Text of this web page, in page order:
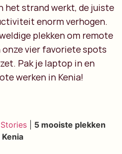
het strand werkt, de juiste
enorm verhogen.
plekken om remote
vier favoriete spots
Pak je laptop in en
werken in Kenia!
5 mooiste plekken